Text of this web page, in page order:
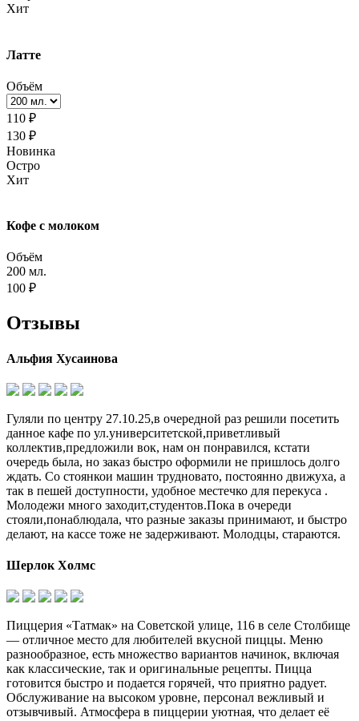
Хит
Латте
Объём
110 ₽
130 ₽
Новинка
Остро
Хит
Кофе с молоком
Объём
200 мл.
100 ₽
Отзывы
Альфия Хусаинова
Гуляли по центру 27.10.25,в очередной раз решили посетить
данное кафе по ул.университетской,приветливый
коллектив,предложили вок, нам он понравился, кстати
очередь была, но заказ быстро оформили не пришлось долго
ждать. Со стоянкои машин трудновато, постоянно движуха, а
так в пешей доступности, удобное местечко для перекуса .
Молодежи много заходит,студентов.Пока в очереди
стояли,понаблюдала, что разные заказы принимают, и быстро
делают, на кассе тоже не задерживают. Молодцы, стараются.
Шерлок Холмс
Пиццерия «Татмак» на Советской улице, 116 в селе Столбище
— отличное место для любителей вкусной пиццы. Меню
разнообразное, есть множество вариантов начинок, включая
как классические, так и оригинальные рецепты. Пицца
готовится быстро и подается горячей, что приятно радует.
Обслуживание на высоком уровне, персонал вежливый и
отзывчивый. Атмосфера в пиццерии уютная, что делает её